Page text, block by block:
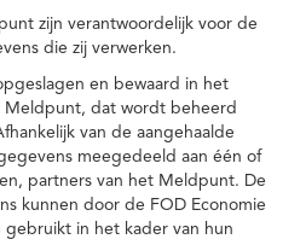
zijn verantwoordelijk voor de
die zij verwerken.
en bewaard in het
Meldpunt, dat wordt beheerd
van de aangehaalde
meegedeeld aan één of
partners van het Meldpunt. De
kunnen door de FOD Economie
in het kader van hun